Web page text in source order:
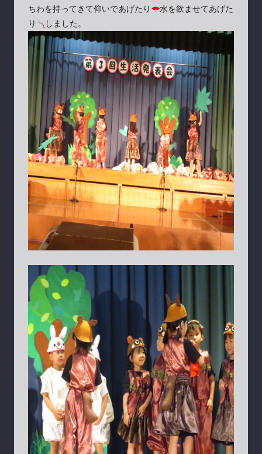
ちわを持ってきて仰いであげたり
水を飲ませてあげた
り
しました。